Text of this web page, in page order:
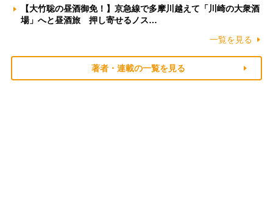
【大竹聡の昼酒御免！】京急線で多摩川越えて「川崎の大衆酒
場」へと昼酒旅 押し寄せるノス…
一覧を見る
著者・連載の一覧を見る